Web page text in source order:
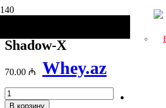
Whey.az
/ Shadow-X
Shadow-X
70.00 ₼
Количество
товара
В корзину